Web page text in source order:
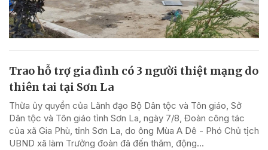
Trao hỗ trợ gia đình có 3 người thiệt mạng do
thiên tai tại Sơn La
Thừa ủy quyền của Lãnh đạo Bộ Dân tộc và Tôn giáo, Sở
Dân tộc và Tôn giáo tỉnh Sơn La, ngày 7/8, Đoàn công tác
của xã Gia Phù, tỉnh Sơn La, do ông Mùa A Dê - Phó Chủ tịch
UBND xã làm Trưởng đoàn đã đến thăm, động...